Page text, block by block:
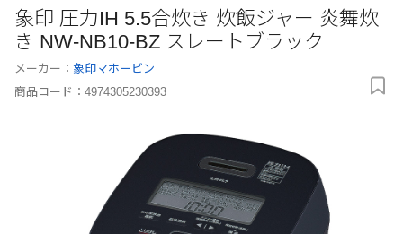
象印 圧力IH 5.5合炊き 炊飯ジャー 炎舞炊
き NW-NB10-BZ スレートブラック
メーカー： 象印マホービン
商品コード： 4974305230393